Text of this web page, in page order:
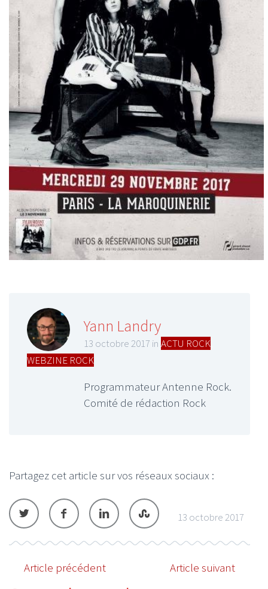
Yann Landry
13 octobre 2017 in ACTU ROCK
WEBZINE ROCK
Programmateur Antenne Rock.
Comité de rédaction Rock
Partagez cet article sur vos réseaux sociaux :
13 octobre 2017
Article précédent Article suivant